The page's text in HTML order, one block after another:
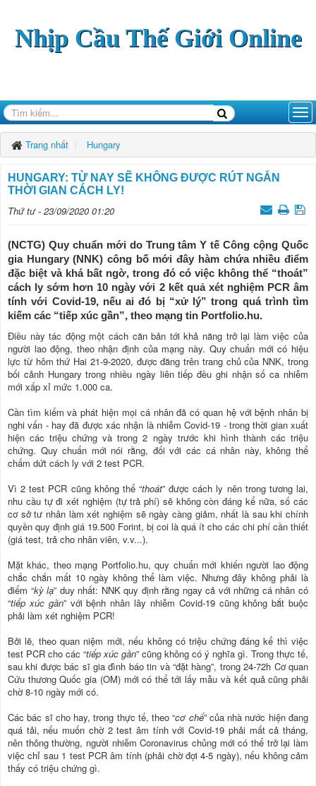
Nhịp Cầu Thế Giới Online
Trang nhất Hungary
HUNGARY: TỪ NAY SẼ KHÔNG ĐƯỢC RÚT NGẮN
THỜI GIAN CÁCH LY!
Thứ tư - 23/09/2020 01:20
(NCTG) Quy chuẩn mới do Trung tâm Y tế Công cộng Quốc
gia Hungary (NNK) công bố mới đây hàm chứa nhiều điểm
đặc biệt và khá bất ngờ, trong đó có việc không thể “thoát”
cách ly sớm hơn 10 ngày với 2 kết quả xét nghiệm PCR âm
tính với Covid-19, nếu ai đó bị “xử lý” trong quá trình tìm
kiếm các “tiếp xúc gần”, theo mạng tin Portfolio.hu.
Điều này tác động một cách căn bản tới khả năng trở lại làm việc của
người lao động, theo nhận định của mạng này. Quy chuẩn mới có hiệu
lực từ hôm thứ Hai 21-9-2020, được đăng trên trang chủ của NNK, trong
bối cảnh Hungary trong nhiều ngày liên tiếp đều ghi nhận số ca nhiễm
mới xấp xỉ mức 1.000 ca.
Cần tìm kiếm và phát hiện mọi cá nhân đã có quan hệ với bệnh nhân bị
nghi vấn - hay đã được xác nhận là nhiễm Covid-19 - trong thời gian xuất
hiện các triệu chứng và trong 2 ngày trước khi hình thành các triệu
chứng. Quy chuẩn mới nói rằng, đối với các cá nhân này, không thể
chấm dứt cách ly với 2 test PCR.
Vì 2 test PCR cũng không thể “thoát” được cách ly nên trong tương lai,
nhu cầu tự đi xét nghiệm (tự trả phí) sẽ không còn đáng kể nữa, số các
cơ sở tư nhân làm xét nghiệm sẽ ngày càng giảm, nhất là sau khi chính
quyền quy định giá 19.500 Forint, bị coi là quá ít cho các chi phí cần thiết
(giá test, trả cho nhân viên, v.v...).
Mặt khác, theo mạng Portfolio.hu, quy chuẩn mới khiến người lao động
chắc chắn mất 10 ngày không thể làm việc. Nhưng đây không phải là
điểm “kỳ lạ” duy nhất: NNK quy định rằng ngay cả với những cá nhân có
“tiếp xúc gần” với bệnh nhân lây nhiễm Covid-19 cũng không bắt buộc
phải làm xét nghiệm PCR!
Bởi lẽ, theo quan niệm mới, nếu không có triệu chứng đáng kể thì việc
test PCR cho các “tiếp xúc gần” cũng không có ý nghĩa gì. Trong thực tế,
sau khi được bác sĩ gia đình báo tin và “đặt hàng”, trong 24-72h Cơ quan
Cứu thương Quốc gia (OM) mới có thể tới lấy mẫu và kết quả cũng phải
chờ 8-10 ngày mới có.
Các bác sĩ cho hay, trong thực tế, theo “cơ chế” của nhà nước hiện đang
quá tải, nếu muốn chờ 2 test âm tính với Covid-19 phải mất cả tháng,
nên thông thường, người nhiễm Coronavirus chủng mới có thể trở lại làm
việc chỉ sau 1 test PCR âm tính (phải chờ đợi 4-5 ngày), nếu không cảm
thấy có triệu chứng gì.